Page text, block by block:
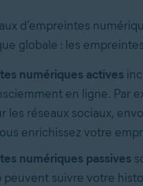
d’empreintes
globale : les
numériques actives
en ligne. Par
les réseaux sociaux,
enrichissez votre
numériques passives
peuvent suivre votre